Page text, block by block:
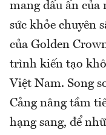
mang dấu ấn của
sức khỏe chuyên
của Golden
trình kiến tạo
Việt Nam. Song
Cảng nâng tầm
hạng sang, để